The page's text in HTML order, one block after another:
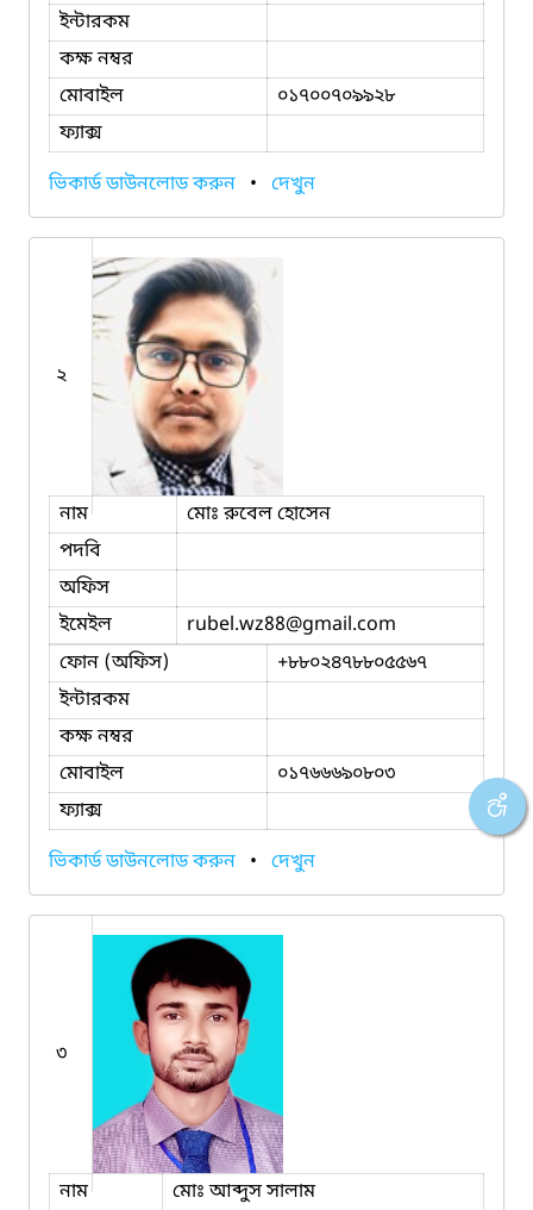
ইন্টারকম
কক্ষ নম্বর
মোবাইল
০১৭০০৭০৯৯২৮
ফ্যাক্স
ভিকার্ড ডাউনলোড করুন • দেখুন
২
নাম
মোঃ রুবেল হোসেন
পদবি
অফিস
ইমেইল
rubel.wz88@gmail.com
ফোন (অফিস)
+৮৮০২৪৭৮৮০৫৫৬৭
ইন্টারকম
কক্ষ নম্বর
মোবাইল
০১৭৬৬৬৯০৮০৩
ফ্যাক্স
ভিকার্ড ডাউনলোড করুন • দেখুন
৩
নাম
মোঃ আব্দুস সালাম